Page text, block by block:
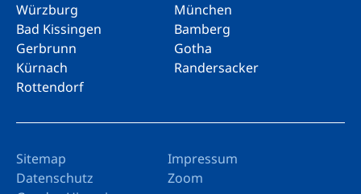
Würzburg
München
Bad Kissingen
Bamberg
Gerbrunn
Gotha
Kürnach
Randersacker
Rottendorf
Sitemap
Impressum
Datenschutz
Zoom